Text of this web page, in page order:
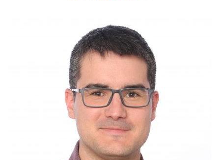
FIESTAS EN EL ALTO ARAGÓN